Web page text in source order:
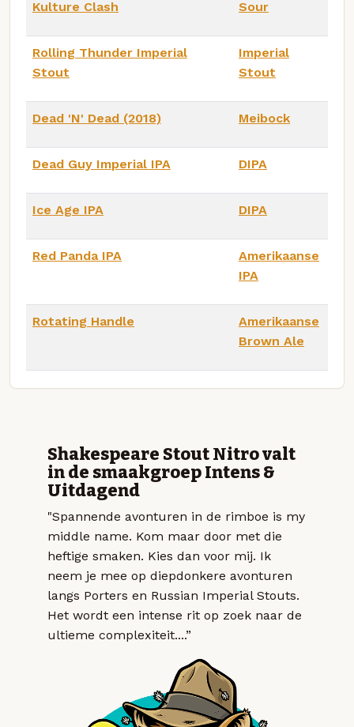
Kulture Clash Sour
Rolling Thunder Imperial
Stout
Imperial
Stout
Dead 'N' Dead (2018) Meibock
Dead Guy Imperial IPA DIPA
Ice Age IPA DIPA
Red Panda IPA
Amerikaanse
IPA
Rotating Handle
Amerikaanse
Brown Ale
Shakespeare Stout Nitro valt
in de smaakgroep Intens &
Uitdagend
"Spannende avonturen in de rimboe is my
middle name. Kom maar door met die
heftige smaken. Kies dan voor mij. Ik
neem je mee op diepdonkere avonturen
langs Porters en Russian Imperial Stouts.
Het wordt een intense rit op zoek naar de
ultieme complexiteit....”